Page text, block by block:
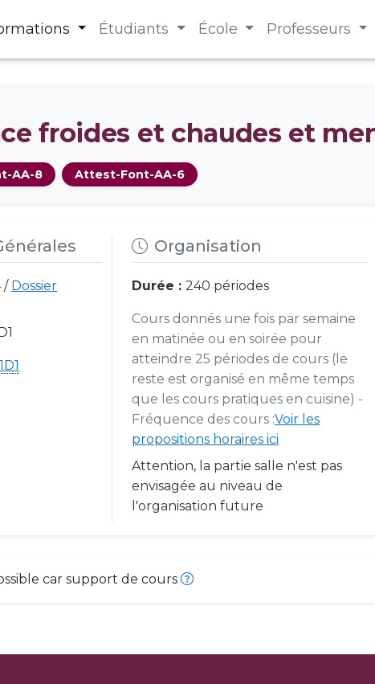
Étudiants École Professeurs
froides et chaudes et
AA-8 Attest-Font-AA-6
/ Dossier
Organisation
Durée : 240 périodes
Cours donnés une fois par semaine
en matinée ou en soirée pour
atteindre 25 périodes de cours (le
reste est organisé en même temps
que les cours pratiques en cuisine) -
Fréquence des cours :Voir les
propositions horaires ici
Attention, la partie salle n'est pas
envisagée au niveau de
l'organisation future
car support de cours